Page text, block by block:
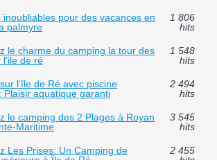
inoubliables pour des vacances en
palmyre
1 806
hits
le charme du camping la tour des
l'ile de ré
1 548
hits
l'île de Ré avec piscine
Plaisir aquatique garanti
2 494
hits
le camping des 2 Plages à Royan
Maritime
3 545
hits
Les Prises: Un Camping de
2 455